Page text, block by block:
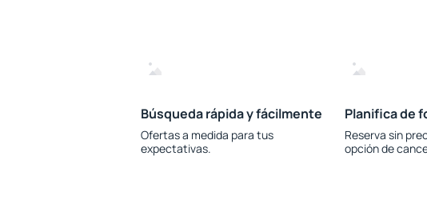
Búsqueda rápida y fácilmente
Ofertas a medida para tus
expectativas.
Planifica de
Reserva sin
opción de